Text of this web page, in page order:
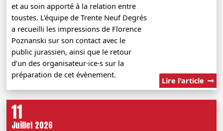
et au soin apporté à la relation entre
toustes. L’équipe de Trente Neuf Degrés
a recueilli les impressions de Florence
Poznanski sur son contact avec le
public jurassien, ainsi que le retour
d’un des organisateur·ice·s sur la
préparation de cet évènement.
Lire l'article
11
Juillet 2026